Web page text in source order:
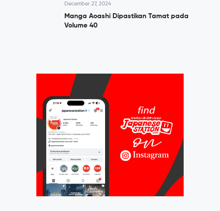
December 27, 2024
Manga Aoashi Dipastikan Tamat pada
Volume 40